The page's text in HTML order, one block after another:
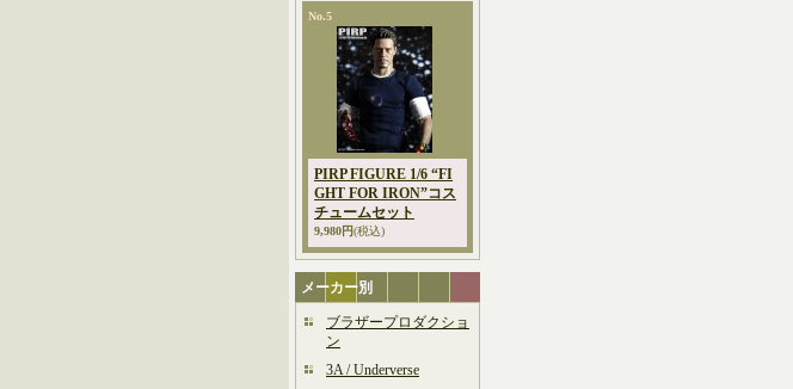
No.5
PIRP FIGURE 1/6 “FI
GHT FOR IRON”コス
チュームセット
9,980円(税込)
メーカー別
ブラザープロダクショ
ン
3A / Underverse